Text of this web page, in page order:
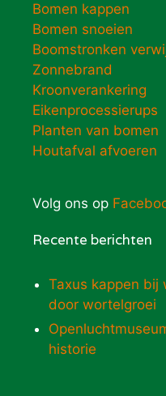
Bomen kappen
Bomen snoeien
Boomstronken
Zonnebrand
Kroonverankering
Eikenprocessierups
Planten van bomen
Houtafval afvoeren
Volg ons op
Recente berichten
Taxus kappen bij
door wortelgroei
historie